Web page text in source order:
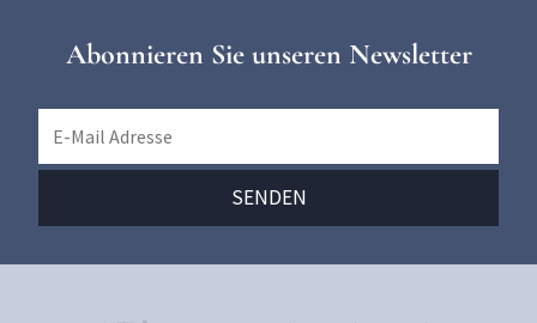
Abonnieren Sie unseren Newsletter